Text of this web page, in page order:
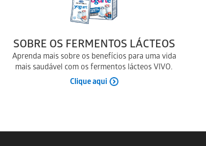
SOBRE OS FERMENTOS LÁCTEOS
Aprenda mais sobre os benefícios para uma vida
mais saudável com os fermentos lácteos VIVO.
Clique aqui